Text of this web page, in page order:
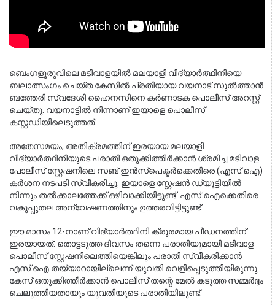
ബെംഗളൂരുവിലെ മടിവാളയിൽ മലയാളി വിദ്യാർത്ഥിനിയെ
ബലാത്സംഗം ചെയ്ത കേസിൽ പ്രതിയായ വയനാട് സുൽത്താൻ
ബത്തേരി സ്വദേശി ഹൈനസിനെ കർണാടക പൊലീസ് അറസ്റ്റ്
ചെയ്തു. വയനാട്ടിൽ നിന്നാണ് ഇയാളെ പൊലീസ്
കസ്റ്റഡിയിലെടുത്തത്.
അതേസമയം, അതിക്രമത്തിന് ഇരയായ മലയാളി
വിദ്യാർത്ഥിനിയുടെ പരാതി ഒതുക്കിത്തീർക്കാൻ ശ്രമിച്ച മടിവാള
പോലീസ് സ്റ്റേഷനിലെ സബ് ഇൻസ്പെക്ടർക്കെതിരെ (എസ്.ഐ)
കർശന നടപടി സ്വീകരിച്ചു. ഇയാളെ സ്റ്റേഷൻ ഡ്യൂട്ടിയിൽ
നിന്നും തൽക്കാലത്തേക്ക് ഒഴിവാക്കിയിട്ടുണ്ട്. എസ്.ഐക്കെതിരെ
വകുപ്പുതല അന്വേഷണത്തിനും ഉത്തരവിട്ടിട്ടുണ്ട്.
ഈ മാസം 12-നാണ് വിദ്യാർത്ഥിനി ക്രൂരമായ പീഡനത്തിന്
ഇരയായത്. തൊട്ടടുത്ത ദിവസം തന്നെ പരാതിയുമായി മടിവാള
പൊലീസ് സ്റ്റേഷനിലെത്തിയെങ്കിലും പരാതി സ്വീകരിക്കാൻ
എസ്.ഐ തയ്യാറായില്ലെന്ന് യുവതി വെളിപ്പെടുത്തിയിരുന്നു.
കേസ് ഒതുക്കിത്തീർക്കാൻ പൊലീസ് തന്റെ മേൽ കടുത്ത സമ്മർദ്ദം
ചെലുത്തിയതായും യുവതിയുടെ പരാതിയിലുണ്ട്.